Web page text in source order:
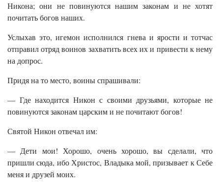
Никона; они не повинуются нашим законам и не хотят
почитать богов наших.
Услыхав это, игемон исполнился гнева и ярости и тотчас
отправил отряд воинов захватить всех их и привести к нему
на допрос.
Придя на то место, воины спрашивали:
— Где находится Никон с своими друзьями, которые не
повинуются законам царским и не почитают богов!
Святой Никон отвечал им:
— Дети мои! Хорошо, очень хорошо, вы сделали, что
пришли сюда, ибо Христос, Владыка мой, призывает к Себе
меня и друзей моих.